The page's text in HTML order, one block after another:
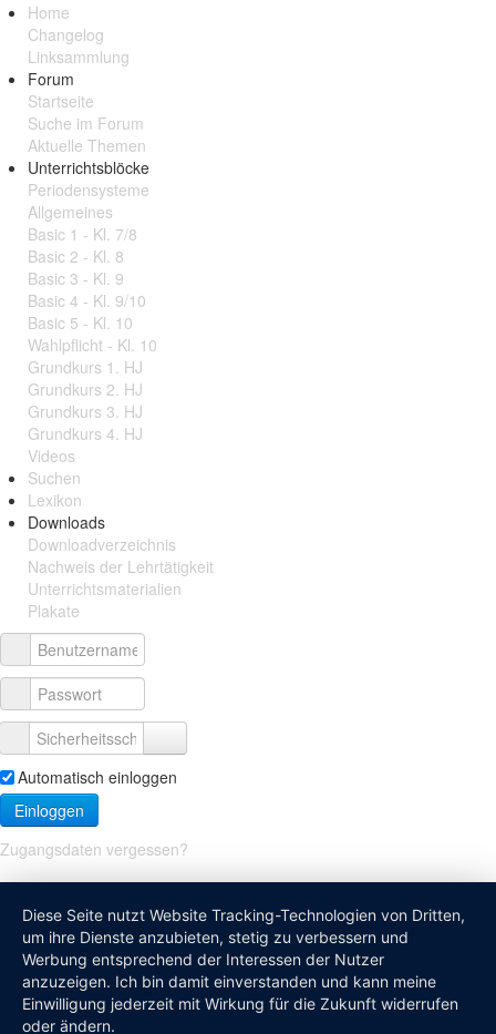
Home
Changelog
Linksammlung
Forum
Startseite
Suche im Forum
Aktuelle Themen
Unterrichtsblöcke
Periodensysteme
Allgemeines
Basic 1 - Kl. 7/8
Basic 2 - Kl. 8
Basic 3 - Kl. 9
Basic 4 - Kl. 9/10
Basic 5 - Kl. 10
Wahlpflicht - Kl. 10
Grundkurs 1. HJ
Grundkurs 2. HJ
Grundkurs 3. HJ
Grundkurs 4. HJ
Videos
Suchen
Lexikon
Downloads
Downloadverzeichnis
Nachweis der Lehrtätigkeit
Unterrichtsmaterialien
Plakate
Automatisch einloggen
Einloggen
Zugangsdaten vergessen?
Diese Seite nutzt Website Tracking-Technologien von Dritten,
um ihre Dienste anzubieten, stetig zu verbessern und
Werbung entsprechend der Interessen der Nutzer
anzuzeigen. Ich bin damit einverstanden und kann meine
Einwilligung jederzeit mit Wirkung für die Zukunft widerrufen
oder ändern.